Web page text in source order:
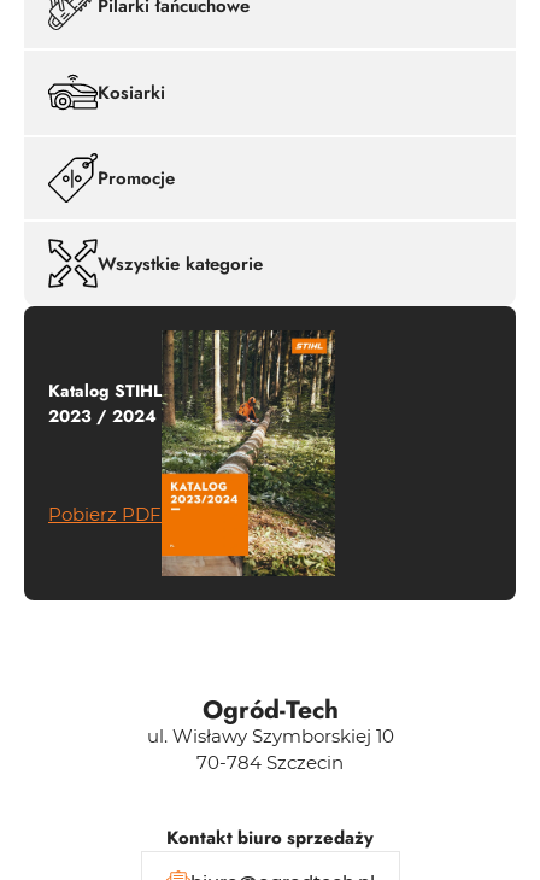
Pilarki łańcuchowe
Kosiarki
Promocje
Wszystkie kategorie
Katalog STIHL
2023 / 2024
Pobierz PDF
Ogród-Tech
ul. Wisławy Szymborskiej 10
70-784 Szczecin
Kontakt biuro sprzedaży